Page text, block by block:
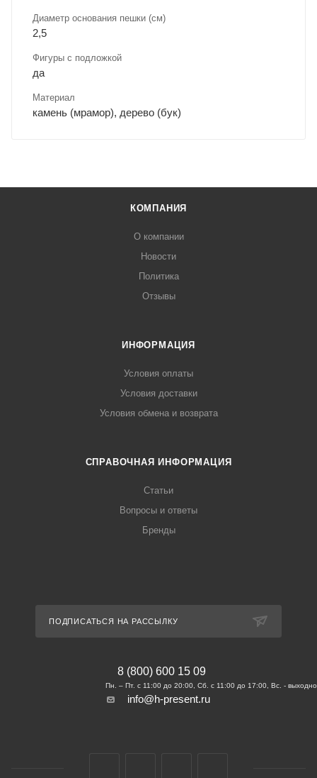
Диаметр основания пешки (см)
2,5
Фигуры с подложкой
да
Материал
камень (мрамор), дерево (бук)
КОМПАНИЯ
О компании
Новости
Политика
Отзывы
ИНФОРМАЦИЯ
Условия оплаты
Условия доставки
Условия обмена и возврата
СПРАВОЧНАЯ ИНФОРМАЦИЯ
Статьи
Вопросы и ответы
Бренды
ПОДПИСАТЬСЯ НА РАССЫЛКУ
8 (800) 600 15 09
info@h-present.ru